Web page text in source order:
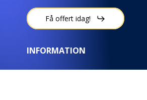
Få offert idag!
INFORMATION